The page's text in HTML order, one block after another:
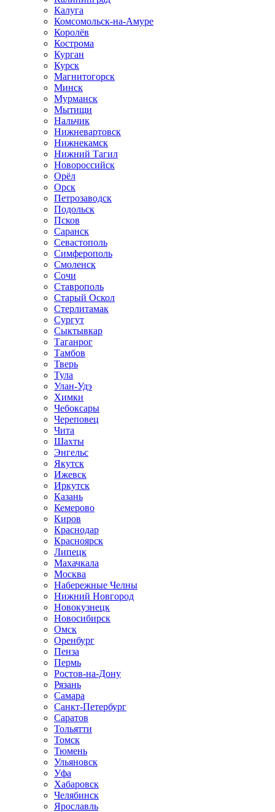
Калуга
Комсомольск-на-Амуре
Королёв
Кострома
Курган
Курск
Магнитогорск
Минск
Мурманск
Мытищи
Нальчик
Нижневартовск
Нижнекамск
Нижний Тагил
Новороссийск
Орёл
Орск
Петрозаводск
Подольск
Псков
Саранск
Севастополь
Симферополь
Смоленск
Сочи
Ставрополь
Старый Оскол
Стерлитамак
Сургут
Сыктывкар
Таганрог
Тамбов
Тверь
Тула
Улан-Удэ
Химки
Чебоксары
Череповец
Чита
Шахты
Энгельс
Якутск
Ижевск
Иркутск
Казань
Кемерово
Киров
Краснодар
Красноярск
Липецк
Махачкала
Москва
Набережные Челны
Нижний Новгород
Новокузнецк
Новосибирск
Омск
Оренбург
Пенза
Пермь
Ростов-на-Дону
Рязань
Самара
Санкт-Петербург
Саратов
Тольятти
Томск
Тюмень
Ульяновск
Уфа
Хабаровск
Челябинск
Ярославль